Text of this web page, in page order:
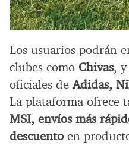
Los usuarios podrán
clubes como Chivas, y
oficiales deAdidas,
La plataforma ofrece
MSI, envíos más
descuentoen